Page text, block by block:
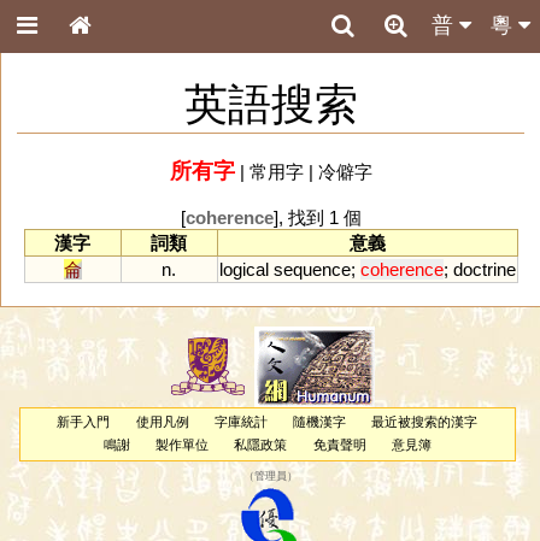
粵
普
英語搜索
所有字| 常用字| 冷僻字
[coherence], 找到 1 個
漢字
詞類
意義
侖
n. logical sequence; coherence; doctrine
新手入門 使用凡例 字庫統計 隨機漢字
最近被搜索的漢字
鳴謝
製作單位 私隱政策 免責聲明 意見簿
（管理員 ）